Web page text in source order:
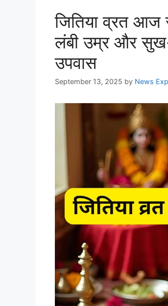
जितिया व्रत
लंबी उम्र और सुख-
उपवास
September 13, 2025 by News